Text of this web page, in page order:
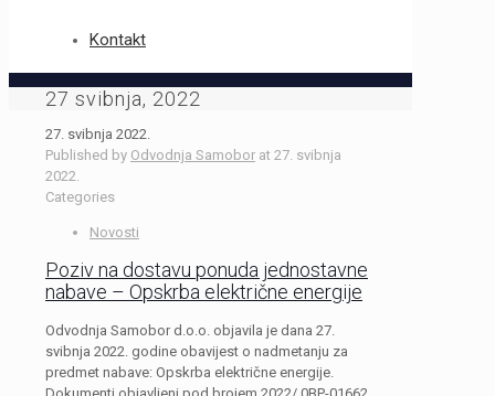
Kontakt
27 svibnja, 2022
27. svibnja 2022.
Published by Odvodnja Samobor at 27. svibnja
2022.
Categories
Novosti
Poziv na dostavu ponuda jednostavne
nabave – Opskrba električne energije
Odvodnja Samobor d.o.o. objavila je dana 27.
svibnja 2022. godine obavijest o nadmetanju za
predmet nabave: Opskrba električne energije.